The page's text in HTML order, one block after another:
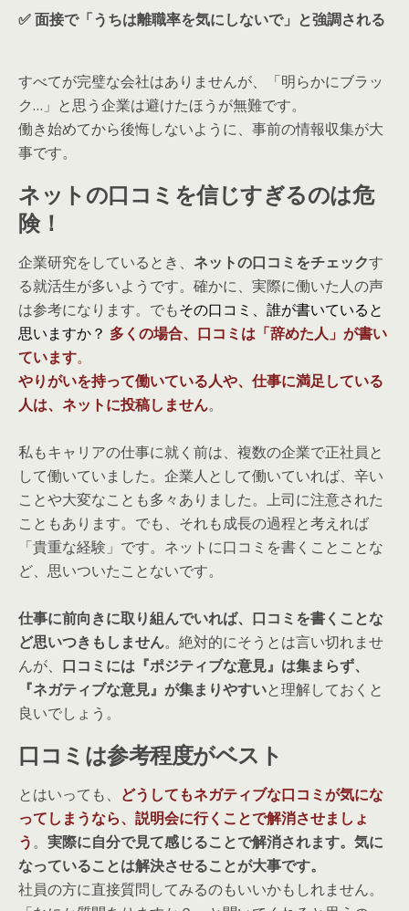
✅ 面接で「うちは離職率を気にしないで」と強調される
すべてが完璧な会社はありませんが、「明らかにブラッ
ク…」と思う企業は避けたほうが無難です。
働き始めてから後悔しないように、事前の情報収集が大
事です。
ネットの口コミを信じすぎるのは危
険！
企業研究をしているとき、 ネットの口コミをチェックす
る就活生が多いようです。確かに、実際に働いた人の声
は参考になります。でもその口コミ、誰が書いていると
思いますか？ 多くの場合、口コミは「辞めた人」が書い
ています。
やりがいを持って働いている人や、仕事に満足している
人は、ネットに投稿しません。
私もキャリアの仕事に就く前は、複数の企業で正社員と
して働いていました。企業人として働いていれば、辛い
ことや大変なことも多々ありました。上司に注意された
こともあります。でも、それも成長の過程と考えれば
「貴重な経験」です。ネットに口コミを書くことことな
ど、思いついたことないです。
仕事に前向きに取り組んでいれば、口コミを書くことな
ど思いつきもしません。絶対的にそうとは言い切れませ
んが、 口コミには『ポジティブな意見』は集まらず、
『ネガティブな意見』が集まりやすいと理解しておくと
良いでしょう。
口コミは参考程度がベスト
とはいっても、 どうしてもネガティブな口コミが気にな
ってしまうなら、説明会に行くことで解消させましょ
う。 実際に自分で見て感じることで解消されます。気に
なっていることは解決させることが大事です。
社員の方に直接質問してみるのもいいかもしれません。